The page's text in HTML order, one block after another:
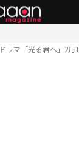
マ「光る君へ」2月